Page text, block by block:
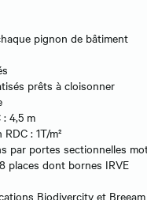
pignon de bâtiment
prêts à cloisonner
4,5 m
: 1T/m²
par portes sectionnelles
places dont bornes IRVE
Biodivercity et